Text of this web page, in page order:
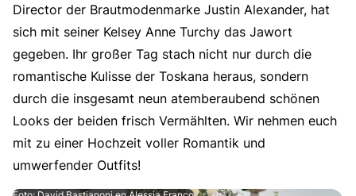
Justin Alexander Warshaw, der CEO und Creative
Director der Brautmodenmarke Justin Alexander, hat
sich mit seiner Kelsey Anne Turchy das Jawort
gegeben. Ihr großer Tag stach nicht nur durch die
romantische Kulisse der Toskana heraus, sondern
durch die insgesamt neun atemberaubend schönen
Looks der beiden frisch Vermählten. Wir nehmen euch
mit zu einer Hochzeit voller Romantik und
umwerfender Outfits!